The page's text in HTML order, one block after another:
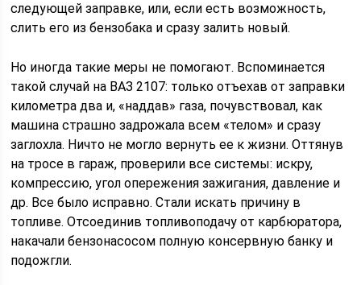
следующей заправке, или, если есть возможность,
слить его из бензобака и сразу залить новый.
Но иногда такие меры не помогают. Вспоминается
такой случай на ВАЗ 2107: только отъехав от заправки
километра два и, «наддав» газа, почувствовал, как
машина страшно задрожала всем «телом» и сразу
заглохла. Ничто не могло вернуть ее к жизни. Оттянув
на тросе в гараж, проверили все системы: искру,
компрессию, угол опережения зажигания, давление и
др. Все было исправно. Стали искать причину в
топливе. Отсоединив топливоподачу от карбюратора,
накачали бензонасосом полную консервную банку и
подожгли.